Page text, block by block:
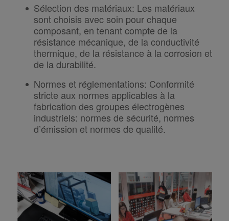
Sélection des matériaux: Les matériaux
sont choisis avec soin pour chaque
composant, en tenant compte de la
résistance mécanique, de la conductivité
thermique, de la résistance à la corrosion et
de la durabilité.
Normes et réglementations: Conformité
stricte aux normes applicables à la
fabrication des groupes électrogènes
industriels: normes de sécurité, normes
d’émission et normes de qualité.